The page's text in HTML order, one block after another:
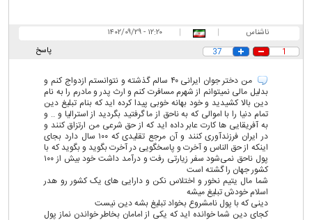
ناشناس |
|
۱۲:۲۰ - ۱۴۰۲/۰۹/۲۹
پاسخ
1
37
من دختر جوان ایرانی ۴۰ سالم گذشته و نتوانستم ازدواج کنم و
بدلیل مالی نمیتوانم از شهرم مسافرت کنم و ارث پدر و مادرم را به نام
دین بالا کشیدید و خود بهانه خوبی پیدا کرده اید که بنام تبلیغ دین
تمام دنیا را با اموالی که به ناحق از ما گرفتید بگردید از استرالیا و ..‌ و
به آفریقایی ها کارت عابر داده اید که از حق شرعی من ارتزاق کنند و
در ایران فرزندآوری کنند و آن مرجع تقلیدی که ۱۰۰ سال دارد بجای
اینکه از حق الناس و آخرت و پاسخگویی در آخرت بگوید و بگوید که با
پول ناحق نمی‌شود سفر زیارتی رفت و درآمد داشت خود بیش از ۱۰۰
کشور جهان را گشته است
شما مال یتیم نخور و اختلاس نکن و دارایی های یک کشور رو هدر
اسلام خودش تبلیغ میشه
دینی که با پول نامشروع بخواد تبلیغ بشه دین نیست
کجای دین شما خوانده اید که یکی از امامان بخاطر خواندن نماز پول